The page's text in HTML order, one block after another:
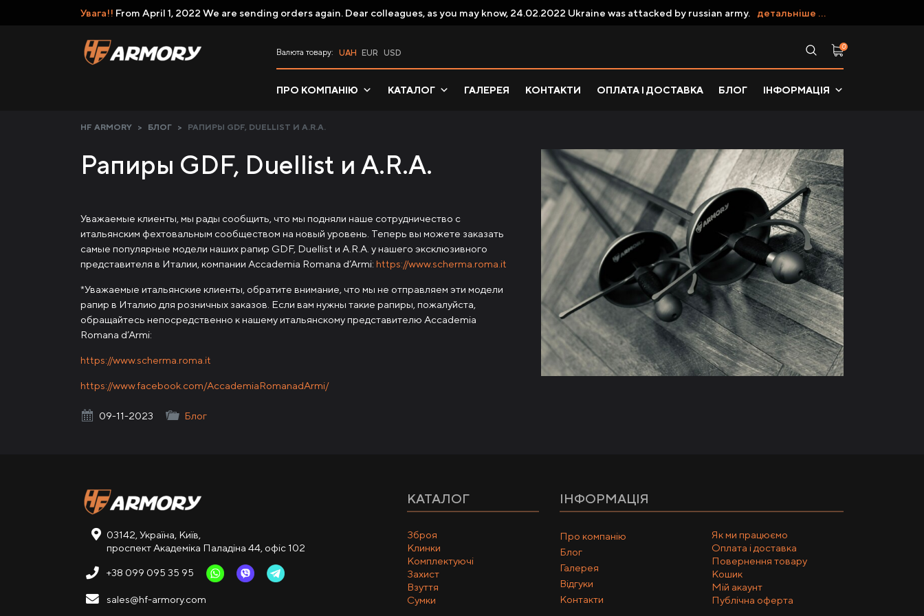
Увага!! From April 1, 2022 We are sending orders again. Dear colleagues, as you may know, 24.02.2022 Ukraine was attacked by russian army. детальніше ...
Валюта товару: UAH EUR USD
0
ПРО КОМПАНІЮ КАТАЛОГ ГАЛЕРЕЯ КОНТАКТИ ОПЛАТА І ДОСТАВКА БЛОГ ІНФОРМАЦІЯ
HF ARMORY > БЛОГ > РАПИРЫ GDF, DUELLIST И A.R.A.
Рапиры GDF, Duellist и A.R.A.
Уважаемые клиенты, мы рады сообщить, что мы подняли наше сотрудничество с
итальянским фехтовальным сообществом на новый уровень. Теперь вы можете заказать
самые популярные модели наших рапир GDF, Duellist и A.R.A. у нашего эксклюзивного
представителя в Италии, компании Accademia Romana d’Armi: https://www.scherma.roma.it
*Уважаемые итальянские клиенты, обратите внимание, что мы не отправляем эти модели
рапир в Италию для розничных заказов. Если вам нужны такие рапиры, пожалуйста,
обращайтесь непосредственно к нашему итальянскому представителю Accademia
Romana d’Armi:
https://www.scherma.roma.it
https://www.facebook.com/AccademiaRomanadArmi/
HF Armory
09-11-2023 Блог
03142, Україна, Київ,
проспект Академіка Паладіна 44, офіс 102
+38 099 095 35 95
sales@hf-armory.com
КАТАЛОГ
Зброя
Клинки
Комплектуючі
Захист
Взуття
Сумки
ІНФОРМАЦІЯ
Про компанію
Блог
Галерея
Відгуки
Контакти
Як ми працюємо
Оплата і доставка
Повернення товару
Кошик
Мій акаунт
Публічна оферта